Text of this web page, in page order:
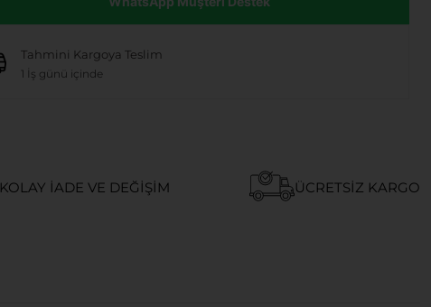
Tahmini Kargoya Teslim
1 İş günü içinde
KOLAY İADE VE DEĞIŞIM ÜCRETSIZ KARGO